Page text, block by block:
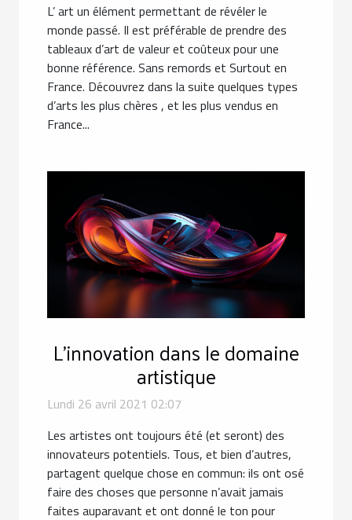
L’ art un élément permettant de révéler le
monde passé. Il est préférable de prendre des
tableaux d’art de valeur et coûteux pour une
bonne référence. Sans remords et Surtout en
France. Découvrez dans la suite quelques types
d’arts les plus chères , et les plus vendus en
France...
L'innovation dans le domaine
artistique
Lundi 26 avril 2021 02:07
Les artistes ont toujours été (et seront) des
innovateurs potentiels. Tous, et bien d’autres,
partagent quelque chose en commun: ils ont osé
faire des choses que personne n’avait jamais
faites auparavant et ont donné le ton pour